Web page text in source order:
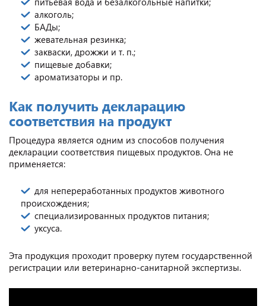
алкоголь;
БАДы;
жевательная резинка;
закваски, дрожжи и т. п.;
пищевые добавки;
ароматизаторы и пр.
Как получить декларацию
соответствия на продукт
Процедура является одним из способов получения
декларации соответствия пищевых продуктов. Она не
применяется:
для непереработанных продуктов животного
происхождения;
специализированных продуктов питания;
уксуса.
Эта продукция проходит проверку путем государственной
регистрации или ветеринарно-санитарной экспертизы.